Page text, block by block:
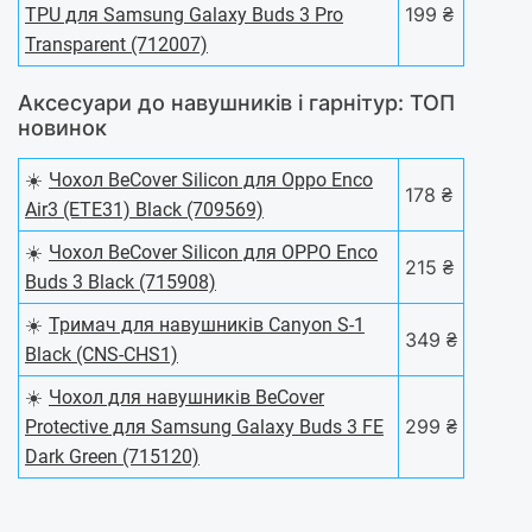
TPU для Samsung Galaxy Buds 3 Pro
Transparent (712007)
199 ₴
Аксесуари до навушників і гарнітур: ТОП
новинок
☀️ Чохол BeCover Silicon для Oppo Enco
Air3 (ETE31) Black (709569)
178 ₴
☀️ Чохол BeCover Silicon для OPPO Enco
Buds 3 Black (715908)
215 ₴
☀️ Тримач для навушників Canyon S-1
Black (CNS-CHS1)
349 ₴
☀️ Чохол для навушників BeCover
Protective для Samsung Galaxy Buds 3 FE
Dark Green (715120)
299 ₴